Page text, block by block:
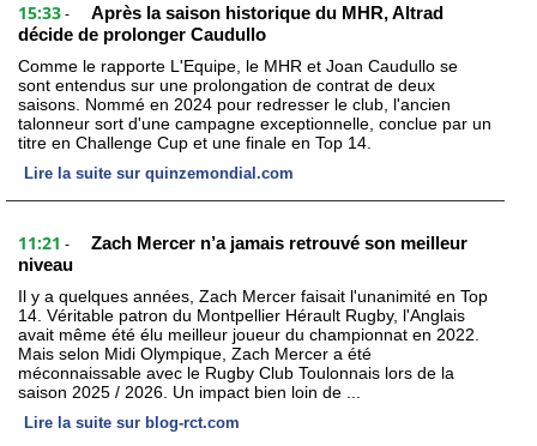
15:33 -
Après la saison historique du MHR, Altrad
décide de prolonger Caudullo
Comme le rapporte L'Equipe, le MHR et Joan Caudullo se
sont entendus sur une prolongation de contrat de deux
saisons. Nommé en 2024 pour redresser le club, l'ancien
talonneur sort d'une campagne exceptionnelle, conclue par un
titre en Challenge Cup et une finale en Top 14.
Lire la suite sur quinzemondial.com
11:21 -
Zach Mercer n’a jamais retrouvé son meilleur
niveau
Il y a quelques années, Zach Mercer faisait l'unanimité en Top
14. Véritable patron du Montpellier Hérault Rugby, l'Anglais
avait même été élu meilleur joueur du championnat en 2022.
Mais selon Midi Olympique, Zach Mercer a été
méconnaissable avec le Rugby Club Toulonnais lors de la
saison 2025 / 2026. Un impact bien loin de ...
Lire la suite sur blog-rct.com